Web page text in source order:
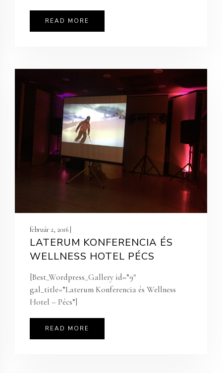
READ MORE
február 2, 2016 |
LATERUM KONFERENCIA ÉS
WELLNESS HOTEL PÉCS
[Best_Wordpress_Gallery id=”9″
gal_title=”Laterum Konferencia és Wellness
Hotel – Pécs”]
READ MORE